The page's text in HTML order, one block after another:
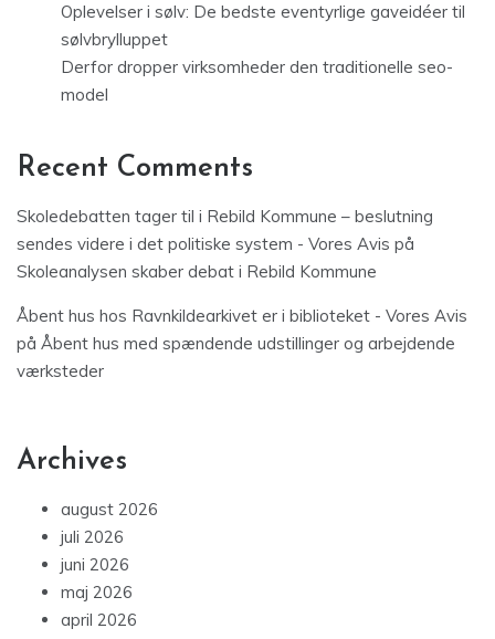
Oplevelser i sølv: De bedste eventyrlige gaveidéer til
sølvbrylluppet
Derfor dropper virksomheder den traditionelle seo-
model
Recent Comments
Skoledebatten tager til i Rebild Kommune – beslutning
sendes videre i det politiske system - Vores Avis på
Skoleanalysen skaber debat i Rebild Kommune
Åbent hus hos Ravnkildearkivet er i biblioteket - Vores Avis
på Åbent hus med spændende udstillinger og arbejdende
værksteder
Archives
august 2026
juli 2026
juni 2026
maj 2026
april 2026